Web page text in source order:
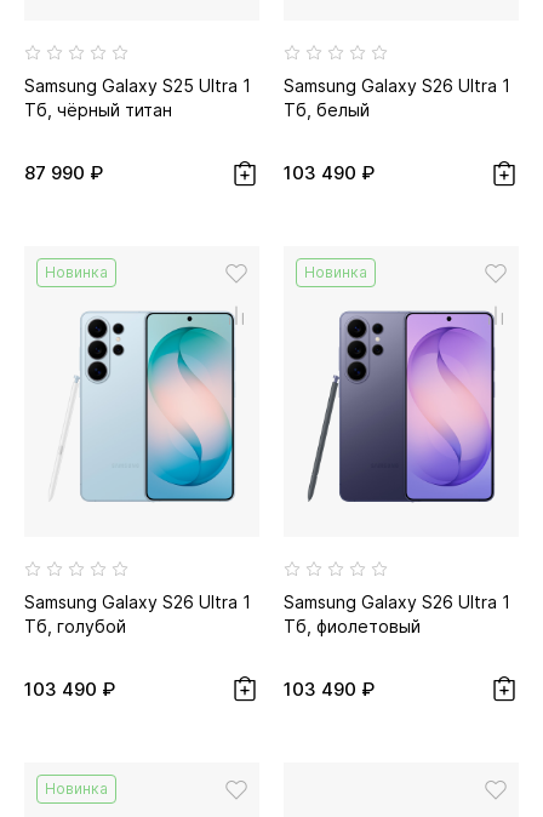
Samsung Galaxy S25 Ultra 1
Тб, чёрный титан
87 990 ₽
Samsung Galaxy S26 Ultra 1
Тб, белый
103 490 ₽
Новинка
Samsung Galaxy S26 Ultra 1
Тб, голубой
103 490 ₽
Новинка
Samsung Galaxy S26 Ultra 1
Тб, фиолетовый
103 490 ₽
Новинка